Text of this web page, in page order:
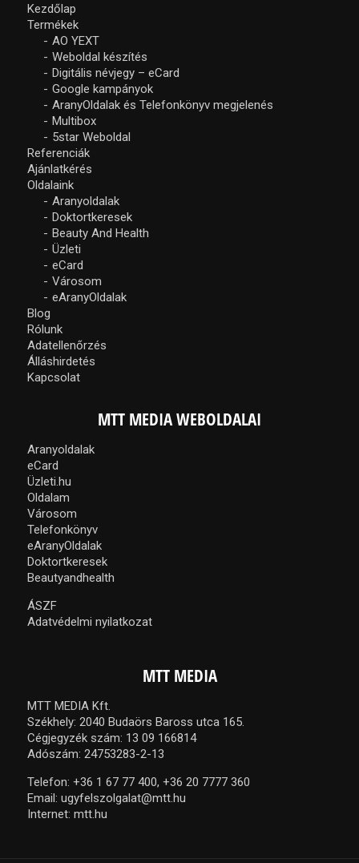
Kezdőlap
Termékek
AO YEXT
Weboldal készítés
Digitális névjegy – eCard
Google kampányok
AranyOldalak és Telefonkönyv megjelenés
Multibox
5star Weboldal
Referenciák
Ajánlatkérés
Oldalaink
Aranyoldalak
Doktortkeresek
Beauty And Health
Üzleti
eCard
Városom
eAranyOldalak
Blog
Rólunk
Adatellenőrzés
Álláshirdetés
Kapcsolat
MTT MEDIA WEBOLDALAI
Aranyoldalak
eCard
Üzleti.hu
Oldalam
Városom
Telefonkönyv
eAranyOldalak
Doktortkeresek
Beautyandhealth
ÁSZF
Adatvédelmi nyilatkozat
MTT MEDIA
MTT MEDIA Kft.
Székhely: 2040 Budaörs Baross utca 165.
Cégjegyzék szám: 13 09 166814
Adószám: 24753283-2-13
Telefon: +36 1 67 77 400, +36 20 7777 360
Email: ugyfelszolgalat@mtt.hu
Internet: mtt.hu